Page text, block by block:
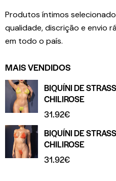
Produtos íntimos
qualidade, discrição e envio
em todo o país.
MAIS VENDIDOS
BIQUÍNI DE
CHILIROSE
31.92€
BIQUÍNI DE
CHILIROSE
31.92€